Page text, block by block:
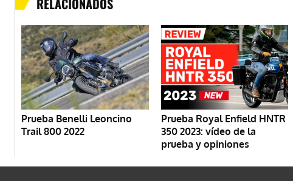
RELACIONADOS
Prueba Benelli Leoncino
Trail 800 2022
Prueba Royal Enfield HNTR
350 2023: vídeo de la
prueba y opiniones